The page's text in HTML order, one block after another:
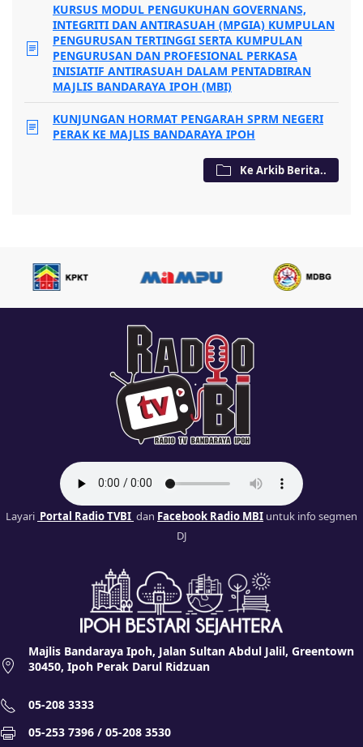
KURSUS MODUL PENGUKUHAN GOVERNANS,
INTEGRITI DAN ANTIRASUAH (MPGIA) KUMPULAN
PENGURUSAN TERTINGGI SERTA KUMPULAN
PENGURUSAN DAN PROFESIONAL PERKASA
INISIATIF ANTIRASUAH DALAM PENTADBIRAN
MAJLIS BANDARAYA IPOH (MBI)
KUNJUNGAN HORMAT PENGARAH SPRM NEGERI
PERAK KE MAJLIS BANDARAYA IPOH
Ke Arkib Berita..
Layari Portal Radio TVBI dan Facebook Radio MBI untuk info segmen
DJ
Majlis Bandaraya Ipoh, Jalan Sultan Abdul Jalil, Greentown
30450, Ipoh Perak Darul Ridzuan
05-208 3333
05-253 7396 / 05-208 3530